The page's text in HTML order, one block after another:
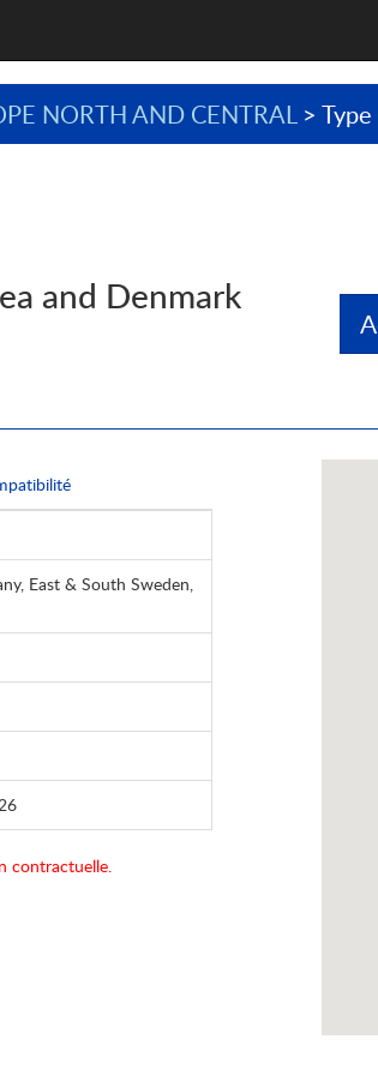
NORTH AND CENTRAL> Type
and Denmark
East & South Sweden,
contractuelle.